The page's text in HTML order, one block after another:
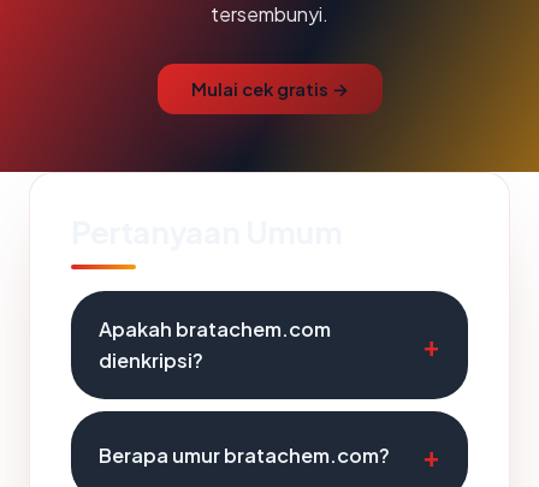
tersembunyi.
Mulai cek gratis →
Apakah bratachem.com
dienkripsi?
Berapa umur bratachem.com?